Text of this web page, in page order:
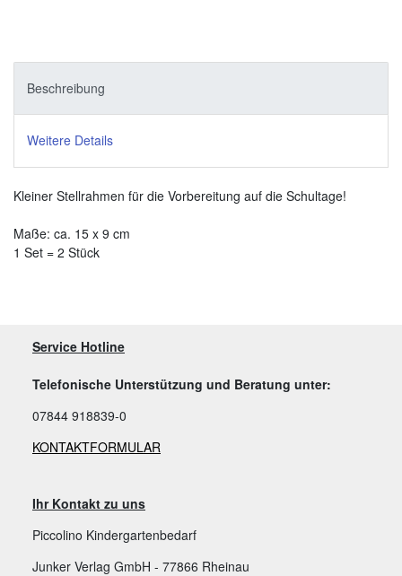
Beschreibung
Weitere Details
Kleiner Stellrahmen für die Vorbereitung auf die Schultage!
Maße: ca. 15 x 9 cm
1 Set = 2 Stück
Service Hotline
Telefonische Unterstützung und Beratung unter:
07844 918839-0
KONTAKTFORMULAR
Ihr Kontakt zu uns
Piccolino Kindergartenbedarf
Junker Verlag GmbH - 77866 Rheinau